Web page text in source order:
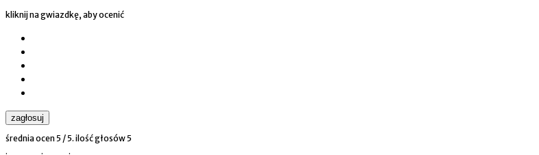
kliknij na gwiazdkę, aby ocenić
zagłosuj
średnia ocen5 / 5. ilość głosów5